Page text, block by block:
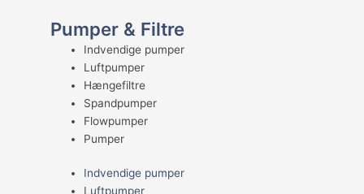
Pumper & Filtre
Indvendige pumper
Luftpumper
Hængefiltre
Spandpumper
Flowpumper
Pumper
Indvendige pumper
Luftpumper